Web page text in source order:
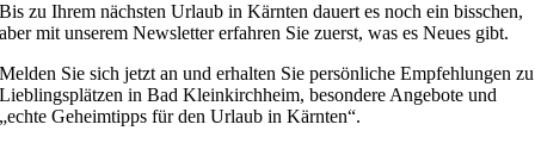
Bis zu Ihrem nächsten Urlaub in Kärnten dauert es noch ein bisschen,
aber mit unserem Newsletter erfahren Sie zuerst, was es Neues gibt.
Melden Sie sich jetzt an und erhalten Sie persönliche Empfehlungen zu
Lieblingsplätzen in Bad Kleinkirchheim, besondere Angebote und
„echte Geheimtipps für den Urlaub in Kärnten“.